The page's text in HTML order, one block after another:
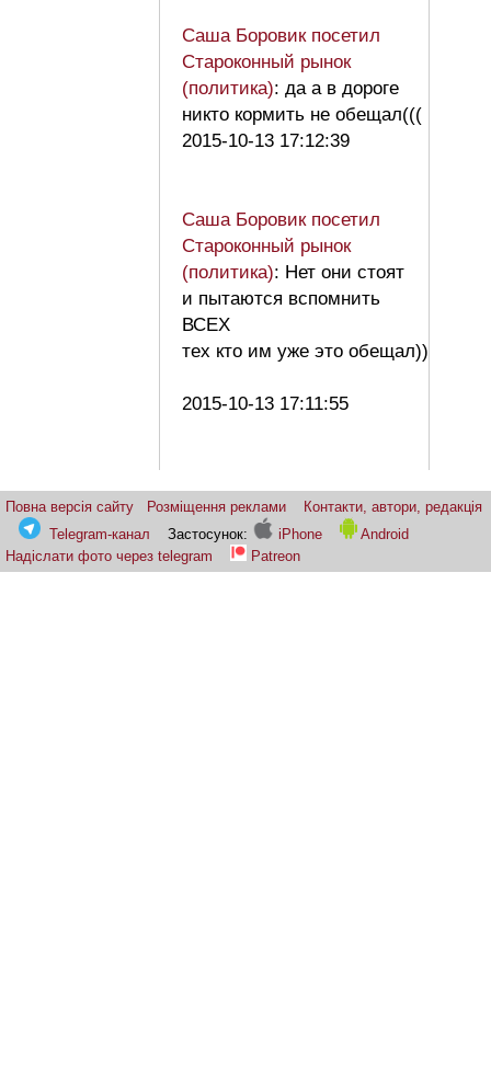
Саша Боровик посетил
Староконный рынок
(политика): да а в дороге
никто кормить не обещал(((
2015-10-13 17:12:39
Саша Боровик посетил
Староконный рынок
(политика): Нет они стоят
и пытаются вспомнить
ВСЕХ
тех кто им уже это обещал))
2015-10-13 17:11:55
Повна версія сайту Розміщення реклами
Контакти, автори, редакція
Telegram-канал
Застосунок: iPhone
Android
Надіслати фото через telegram
Patreon